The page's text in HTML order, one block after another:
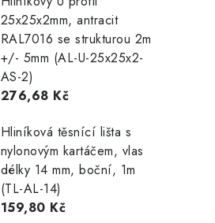
25x25x2mm, antracit
RAL7016 se strukturou 2m
+/- 5mm (AL-U-25x25x2-
AS-2)
276,68 Kč
Hliníková těsnící lišta s
nylonovým kartáčem, vlas
délky 14 mm, boční, 1m
(TL-AL-14)
159,80 Kč